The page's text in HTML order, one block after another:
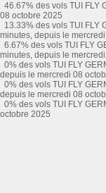
46.67% des vols TUI FLY
08 octobre 2025
13.33% des vols TUI FLY
minutes, depuis le
6.67% des vols TUI FLY
minutes, depuis le
0% des vols TUI FLY
depuis le mercredi 08
0% des vols TUI FLY
depuis le mercredi 08
0% des vols TUI FLY
octobre 2025